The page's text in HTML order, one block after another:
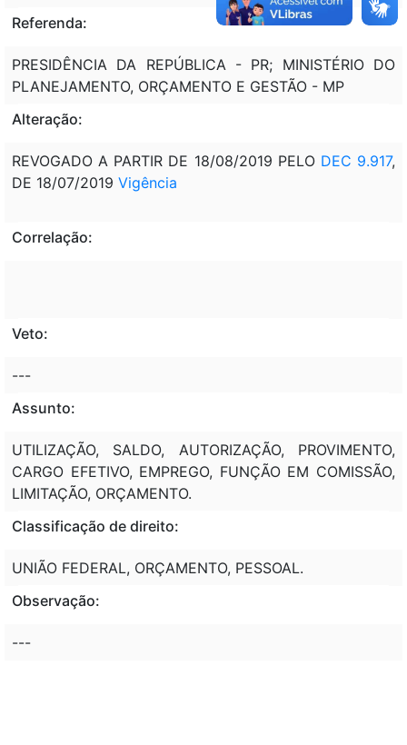
Referenda:
PRESIDÊNCIA DA REPÚBLICA - PR; MINISTÉRIO DO
PLANEJAMENTO, ORÇAMENTO E GESTÃO - MP
Alteração:
REVOGADO A PARTIR DE 18/08/2019 PELO DEC 9.917,
DE 18/07/2019 Vigência
Correlação:
Veto:
---
Assunto:
UTILIZAÇÃO, SALDO, AUTORIZAÇÃO, PROVIMENTO,
CARGO EFETIVO, EMPREGO, FUNÇÃO EM COMISSÃO,
LIMITAÇÃO, ORÇAMENTO.
Classificação de direito:
UNIÃO FEDERAL, ORÇAMENTO, PESSOAL.
Observação:
---